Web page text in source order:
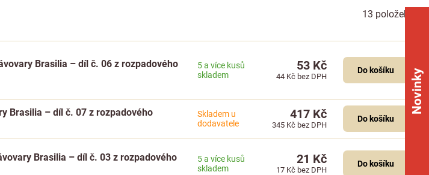
13 položek
Brasilia – díl č. 06 z rozpadového
5 a více kusů
skladem
53 Kč
44 Kč bez DPH
Do košíku
Brasilia – díl č. 07 z rozpadového
Skladem u
dodavatele
417 Kč
345 Kč bez DPH
Do košíku
Brasilia – díl č. 03 z rozpadového
5 a více kusů
skladem
21 Kč
17 Kč bez DPH
Do košíku
Novinky